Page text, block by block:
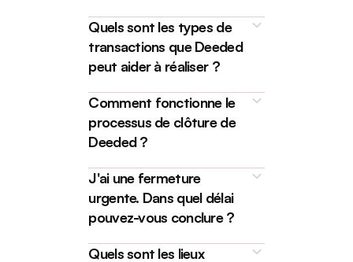
Deeded is a tech platform
ormortgage transaction
process smooth, fast, andvirtual
for you and your clients.
As soon as we receive your
Quels sont les types de
transactions que Deeded
peut aider à réaliser ?
Here at Deeded, together with
our team oftrusted real estate
lawyers, we've got you and your
clients covered for a wide range
of services including property
Comment fonctionne le
processus de clôture de
Deeded ?
J'ai une fermeture
urgente. Dans quel délai
pouvez-vous conclure ?
Quels sont les lieux